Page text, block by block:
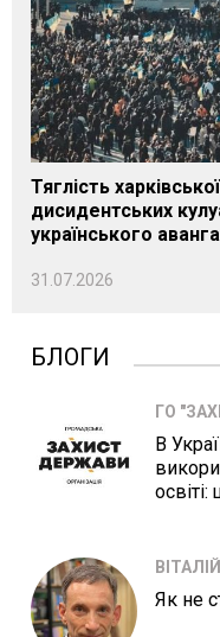
Тяглість
дисидентських
українського
31.07.2026
БЛОГИ
ГО
В
Як не